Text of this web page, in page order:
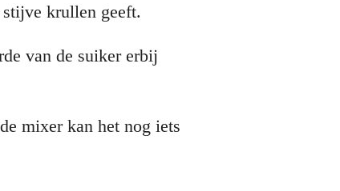
krullen geeft.
van de suiker erbij
mixer kan het nog iets